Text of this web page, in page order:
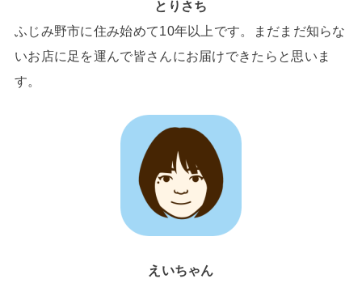
とりさち
ふじみ野市に住み始めて10年以上です。まだまだ知らな
いお店に足を運んで皆さんにお届けできたらと思いま
す。
えいちゃん